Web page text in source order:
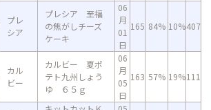
プレ
シア
プレシア 至福
の焦がしチーズ
ケーキ
06
月
01
日
165 84% 10%407
カル
ビー
カルビー 夏ポ
テト九州しょう
ゆ ６５ｇ
06
月
05
日
163 57% 19%111